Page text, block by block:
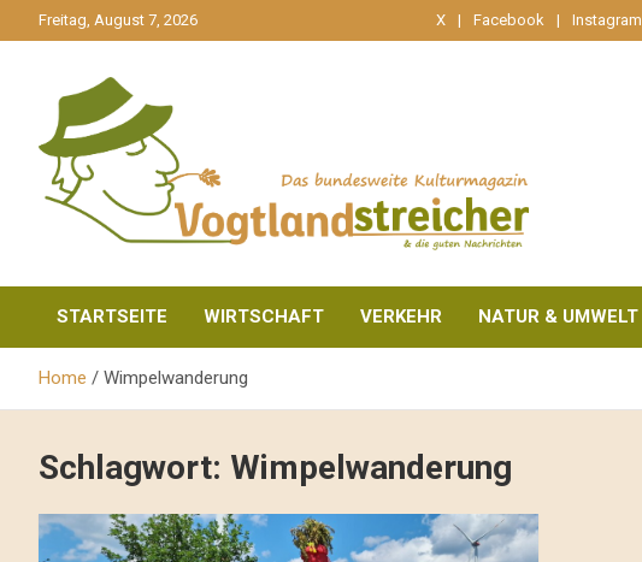
zum
Freitag, August 7, 2026 X Facebook Instagram
Vogtlandstreicher
STARTSEITE WIRTSCHAFT VERKEHR NATUR & UMWELT
Home Wimpelwanderung
Schlagwort: Wimpelwanderung